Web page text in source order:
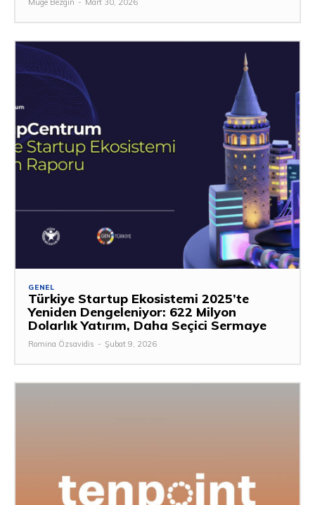
Müge Bezgin - Mart 30, 2026
GENEL
Türkiye Startup Ekosistemi 2025’te
Yeniden Dengeleniyor: 622 Milyon
Dolarlık Yatırım, Daha Seçici Sermaye
Romina Özsavidis - Şubat 9, 2026